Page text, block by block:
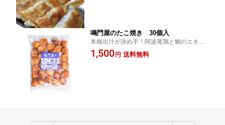
鳴門屋のたこ焼き 30個入
本格出汁が決め手！阿波尾鶏と鯛のエキス
をブレンド
1,500 円 送料無料